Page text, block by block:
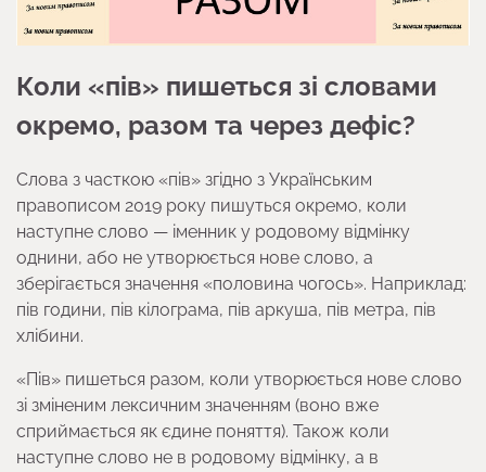
Коли «пів» пишеться зі словами
окремо, разом та через дефіс?
Слова з часткою «пів» згідно з Українським
правописом 2019 року пишуться окремо, коли
наступне слово — іменник у родовому відмінку
однини, або не утворюється нове слово, а
зберігається значення «половина чогось». Наприклад:
пів години, пів кілограма, пів аркуша, пів метра, пів
хлібини.
«Пів» пишеться разом, коли утворюється нове слово
зі зміненим лексичним значенням (воно вже
сприймається як єдине поняття). Також коли
наступне слово не в родовому відмінку, а в